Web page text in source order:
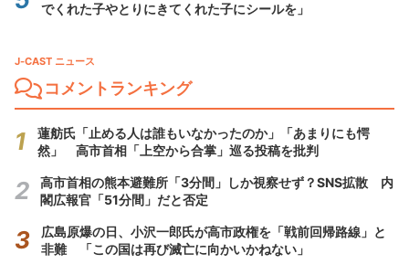
でくれた子やとりにきてくれた子にシールを」
J-CAST ニュース
コメントランキング
蓮舫氏「止める人は誰もいなかったのか」「あまりにも愕
然」 高市首相「上空から合掌」巡る投稿を批判
高市首相の熊本避難所「3分間」しか視察せず？SNS拡散 内
閣広報官「51分間」だと否定
広島原爆の日、小沢一郎氏が高市政権を「戦前回帰路線」と
非難 「この国は再び滅亡に向かいかねない」